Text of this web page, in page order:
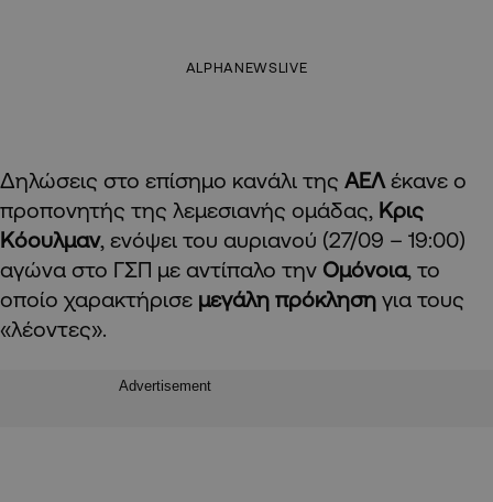
ALPHANEWSLIVE
Δηλώσεις στο επίσημο κανάλι της ΑΕΛ έκανε ο
προπονητής της λεμεσιανής ομάδας, Κρις
Κόουλμαν, ενόψει του αυριανού (27/09 – 19:00)
αγώνα στο ΓΣΠ με αντίπαλο την Ομόνοια, το
οποίο χαρακτήρισε μεγάλη πρόκληση για τους
«λέοντες».
Advertisement